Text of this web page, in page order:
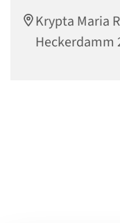
Krypta Maria
Heckerdamm